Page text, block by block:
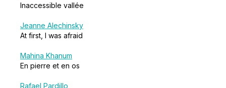
Inaccessible vallée
Jeanne Alechinsky
At first, I was afraid
Mahina Khanum
En pierre et en os
Rafael Pardillo